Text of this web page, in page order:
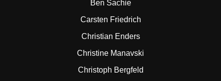
Ben Sachie
Carsten Friedrich
Christian Enders
Christine Manavski
Christoph Bergfeld